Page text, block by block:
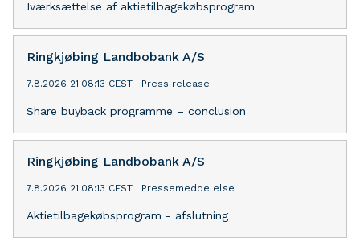
Iværksættelse af aktietilbagekøbsprogram
Ringkjøbing Landbobank A/S
7.8.2026 21:08:13 CEST Press release
Share buyback programme – conclusion
Ringkjøbing Landbobank A/S
7.8.2026 21:08:13 CEST Pressemeddelelse
Aktietilbagekøbsprogram - afslutning